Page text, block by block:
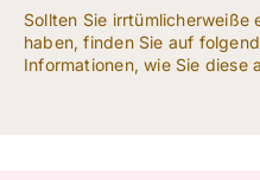
Sollten Sie irrtümlicherweiße
haben, finden Sie auf
Informationen, wie Sie diese